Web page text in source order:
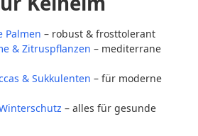
Palmen – robust & frosttolerant
& Zitruspflanzen – mediterrane
& Sukkulenten – für moderne
– alles für gesunde